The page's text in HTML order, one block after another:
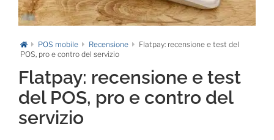
POS mobile Recensione
Flatpay: recensione e test del
POS, pro e contro del servizio
Flatpay: recensione e test
del POS, pro e contro del
servizio